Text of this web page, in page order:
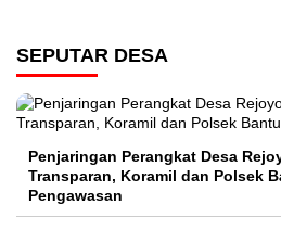
SEPUTAR DESA
Penjaringan Perangkat Desa
Transparan, Koramil dan Polsek
Pengawasan